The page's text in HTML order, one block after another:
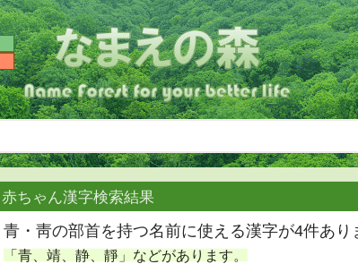
赤ちゃん漢字検索結果
青・靑の部首を持つ名前に使える漢字が4件あり
「青、靖、静、靜」などがあります。